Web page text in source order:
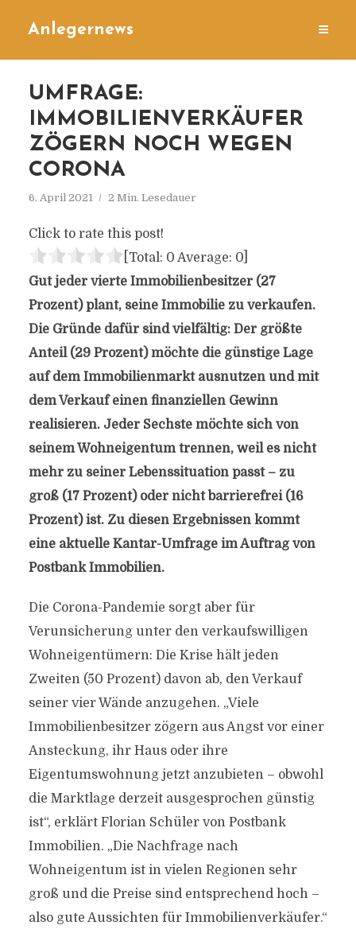
Anlegernews
UMFRAGE:
IMMOBILIENVERKÄUFER
ZÖGERN NOCH WEGEN
CORONA
6. April 2021 2 Min. Lesedauer
Click to rate this post!
[Total: 0 Average: 0]
Gut jeder vierte Immobilienbesitzer (27
Prozent) plant, seine Immobilie zu verkaufen.
Die Gründe dafür sind vielfältig: Der größte
Anteil (29 Prozent) möchte die günstige Lage
auf dem Immobilienmarkt ausnutzen und mit
dem Verkauf einen finanziellen Gewinn
realisieren. Jeder Sechste möchte sich von
seinem Wohneigentum trennen, weil es nicht
mehr zu seiner Lebenssituation passt – zu
groß (17 Prozent) oder nicht barrierefrei (16
Prozent) ist. Zu diesen Ergebnissen kommt
eine aktuelle Kantar-Umfrage im Auftrag von
Postbank Immobilien.
Die Corona-Pandemie sorgt aber für
Verunsicherung unter den verkaufswilligen
Wohneigentümern: Die Krise hält jeden
Zweiten (50 Prozent) davon ab, den Verkauf
seiner vier Wände anzugehen. „Viele
Immobilienbesitzer zögern aus Angst vor einer
Ansteckung, ihr Haus oder ihre
Eigentumswohnung jetzt anzubieten – obwohl
die Marktlage derzeit ausgesprochen günstig
ist“, erklärt Florian Schüler von Postbank
Immobilien. „Die Nachfrage nach
Wohneigentum ist in vielen Regionen sehr
groß und die Preise sind entsprechend hoch –
also gute Aussichten für Immobilienverkäufer.“